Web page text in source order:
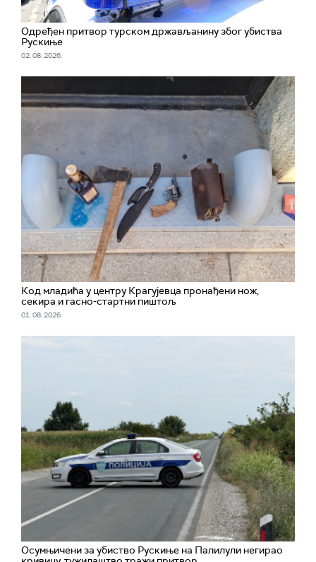
Одређен притвор турском држављанину због убиства
Рускиње
02. 08. 2026.
Код младића у центру Крагујевца пронађени нож,
секира и гасно-стартни пиштољ
01. 08. 2026.
Oсумњичени за убиство Рускиње на Палилули негирао